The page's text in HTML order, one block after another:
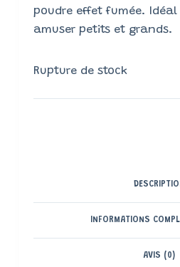
poudre effet fumée.
amuser petits et grands.
Rupture de stock
INFORMATIONS
AVIS (0)